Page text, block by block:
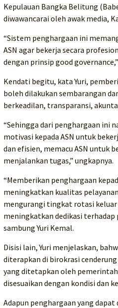
Kepulauan Bangka Belitung
diwawancarai oleh awak media,
“Sistem penghargaan ini
ASN agar bekerja secara
dengan prinsip good
Kendati begitu, kata Yuri,
boleh dilakukan sembarangan
berkeadilan, transparansi,
“Sehingga dari penghargaan ini
motivasi kepada ASN untuk
dan efisien, memacu ASN untuk
menjalankan tugas,” ungkapnya.
“Memberikan penghargaan
meningkatkan kualitas
mengurangi tingkat rotasi keluar
meningkatkan dedikasi terhadap
sambung Yuri Kemal.
Disisi lain, Yuri menjelaskan,
diterapkan di birokrasi
yang ditetapkan oleh
disesuaikan dengan kondisi dan
Adapun penghargaan yang